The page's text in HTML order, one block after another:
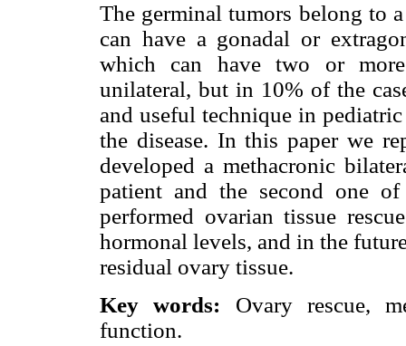
The germinal tumors belong to
can have a gonadal or
which can have two or
unilateral, but in 10% of the
and useful technique in
the disease. In this paper we
developed a methacronic
patient and the second one
performed ovarian tissue
hormonal levels, and in the
residual ovary tissue.
Key words: Ovary rescue,
function.